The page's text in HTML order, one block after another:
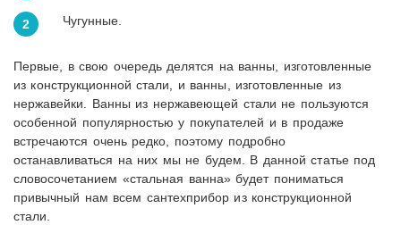
Чугунные.
Первые, в свою очередь делятся на ванны, изготовленные
из конструкционной стали, и ванны, изготовленные из
нержавейки. Ванны из нержавеющей стали не пользуются
особенной популярностью у покупателей и в продаже
встречаются очень редко, поэтому подробно
останавливаться на них мы не будем. В данной статье под
словосочетанием «стальная ванна» будет пониматься
привычный нам всем сантехприбор из конструкционной
стали.